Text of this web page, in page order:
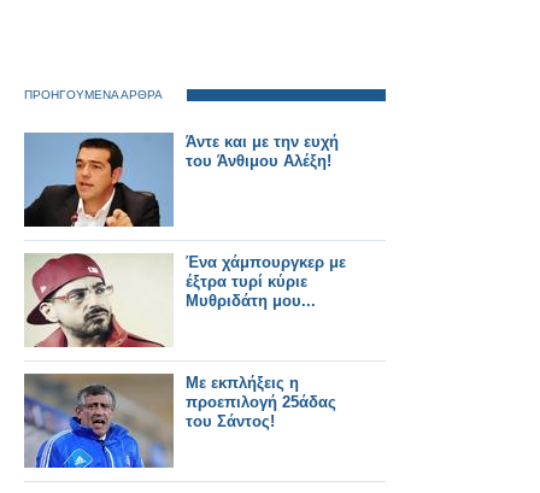
ΠΡΟΗΓΟΥΜΕΝΑ ΑΡΘΡΑ
Άντε και με την ευχή
του Άνθιμου Αλέξη!
Ένα χάμπουργκερ με
έξτρα τυρί κύριε
Μυθριδάτη μου...
Με εκπλήξεις η
προεπιλογή 25άδας
του Σάντος!